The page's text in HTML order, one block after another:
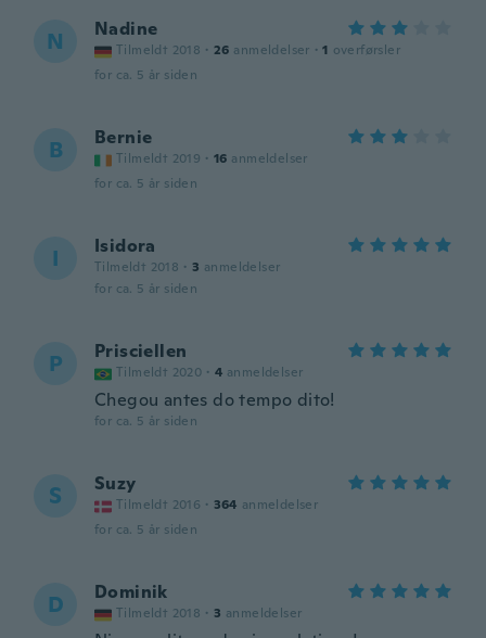
N Nadine
Tilmeldt 2018 · 26 anmeldelser · 1 overførsler
for ca. 5 år siden
B Bernie
Tilmeldt 2019 · 16 anmeldelser
for ca. 5 år siden
I Isidora
Tilmeldt 2018 · 3 anmeldelser
for ca. 5 år siden
P Prisciellen
Tilmeldt 2020 · 4 anmeldelser
Chegou antes do tempo dito!
for ca. 5 år siden
S Suzy
Tilmeldt 2016 · 364 anmeldelser
for ca. 5 år siden
D Dominik
Tilmeldt 2018 · 3 anmeldelser